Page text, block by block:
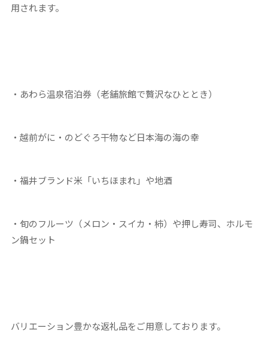
用されます。
・あわら温泉宿泊券（老舗旅館で贅沢なひととき）
・越前がに・のどぐろ干物など日本海の海の幸
・福井ブランド米「いちほまれ」や地酒
・旬のフルーツ（メロン・スイカ・柿）や押し寿司、ホルモ
ン鍋セット
バリエーション豊かな返礼品をご用意しております。